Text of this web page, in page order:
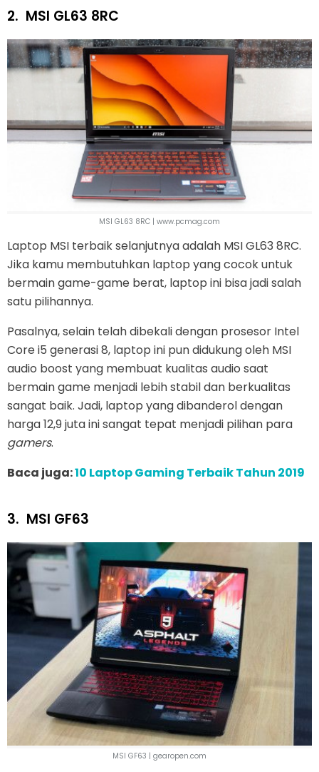
2. MSI GL63 8RC
MSI GL63 8RC | www.pcmag.com
Laptop MSI terbaik selanjutnya adalah MSI GL63 8RC.
Jika kamu membutuhkan laptop yang cocok untuk
bermain game-game berat, laptop ini bisa jadi salah
satu pilihannya.
Pasalnya, selain telah dibekali dengan prosesor Intel
Core i5 generasi 8, laptop ini pun didukung oleh MSI
audio boost yang membuat kualitas audio saat
bermain game menjadi lebih stabil dan berkualitas
sangat baik. Jadi, laptop yang dibanderol dengan
harga 12,9 juta ini sangat tepat menjadi pilihan para
gamers.
Baca juga:10 Laptop Gaming Terbaik Tahun 2019
3. MSI GF63
MSI GF63 | gearopen.com